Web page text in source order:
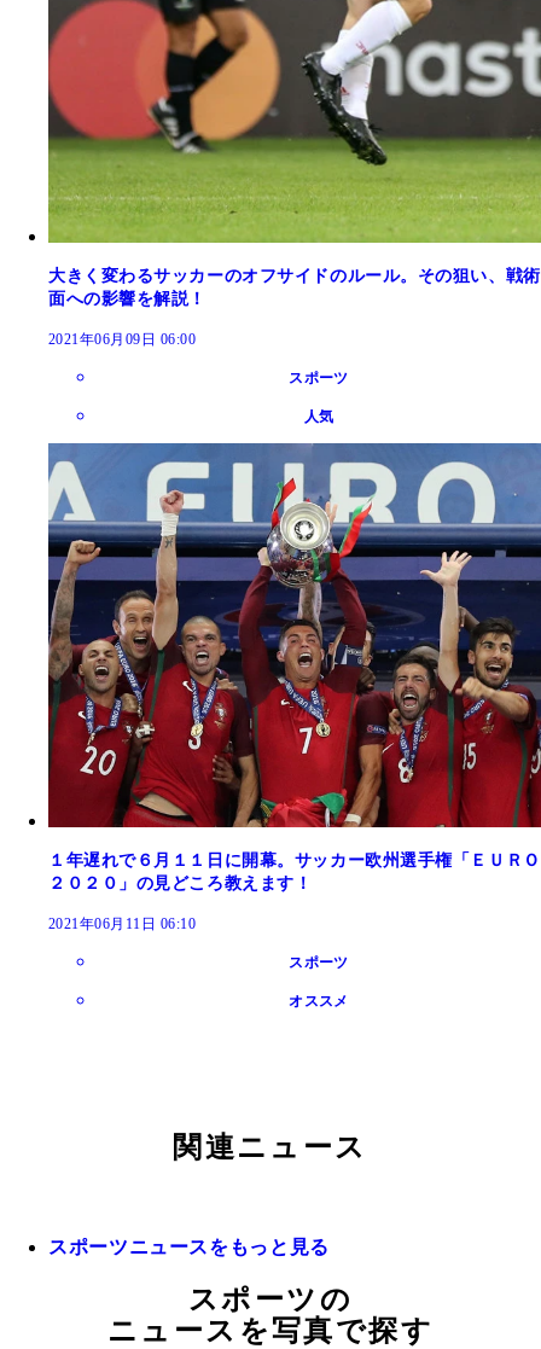
大きく変わるサッカーのオフサイドのルール。その狙い、戦術
面への影響を解説！
2021年06月09日 06:00
スポーツ
人気
１年遅れで６月１１日に開幕。サッカー欧州選手権「ＥＵＲＯ
２０２０」の見どころ教えます！
2021年06月11日 06:10
スポーツ
オススメ
関連ニュース
スポーツニュースをもっと見る
スポーツの
ニュースを写真で探す